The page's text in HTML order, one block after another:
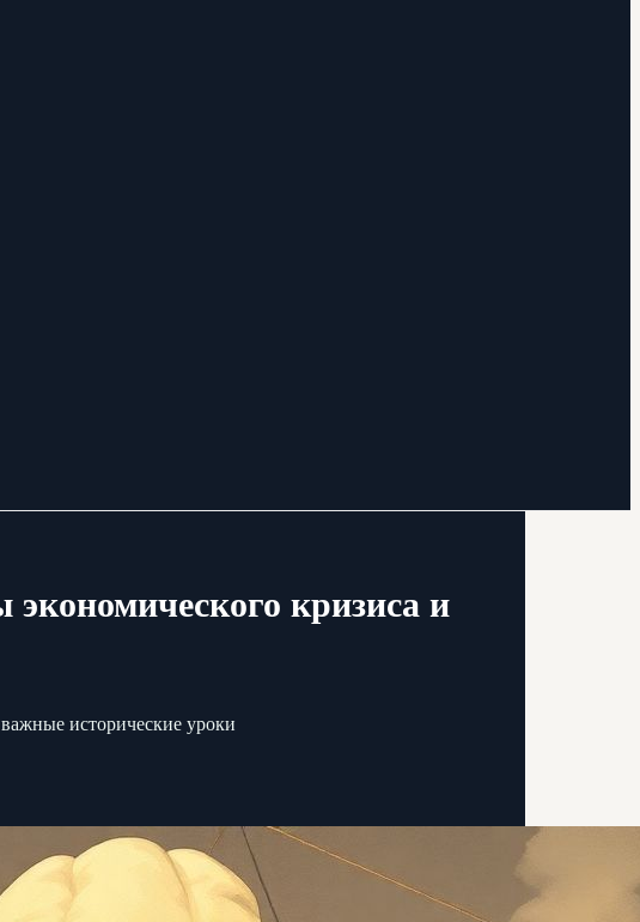
кризиса и
исторические уроки